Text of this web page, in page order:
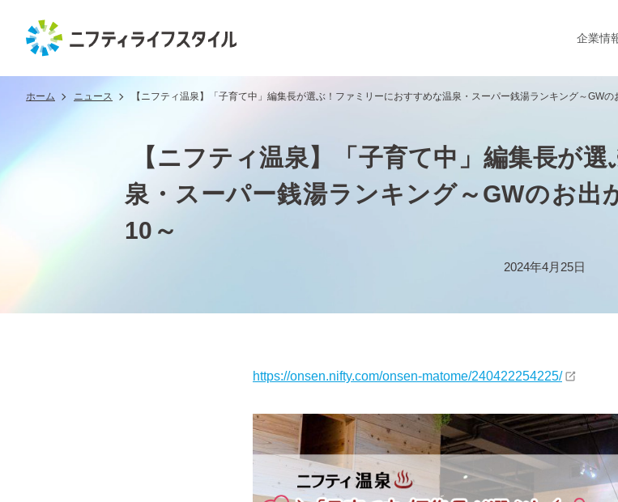
企業情
ホーム ニュース 【ニフティ温泉】「子育て中」編集長が選ぶ！ファミリーにおすすめな温泉・スーパー銭湯ランキング～GW
【ニフティ温泉】「子育て中」編集長が
泉・スーパー銭湯ランキング～GWのお
10～
2024年4月25日
https://onsen.nifty.com/onsen-matome/240422254225/